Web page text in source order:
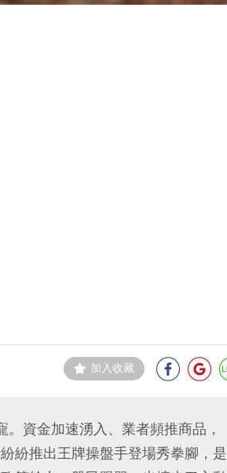
加入收藏
資金加速湧入、業者頻推商品，
紛推出王牌操盤手登場秀拳腳，是